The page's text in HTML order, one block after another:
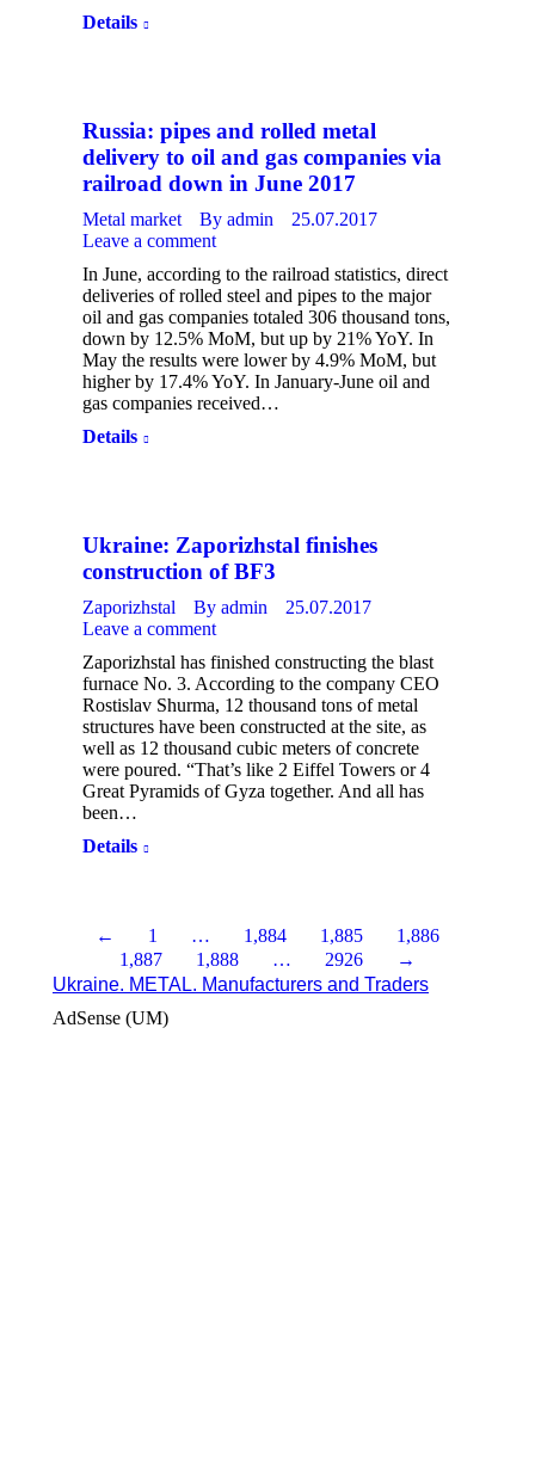
Details
Russia: pipes and rolled metal
delivery to oil and gas companies via
railroad down in June 2017
Metal market By admin
25.07.2017
Leave a comment
In June, according to the railroad statistics, direct
deliveries of rolled steel and pipes to the major
oil and gas companies totaled 306 thousand tons,
down by 12.5% MoM, but up by 21% YoY. In
May the results were lower by 4.9% MoM, but
higher by 17.4% YoY. In January-June oil and
gas companies received…
Details
Ukraine: Zaporizhstal finishes
construction of BF3
Zaporizhstal By admin
25.07.2017
Leave a comment
Zaporizhstal has finished constructing the blast
furnace No. 3. According to the company CEO
Rostislav Shurma, 12 thousand tons of metal
structures have been constructed at the site, as
well as 12 thousand cubic meters of concrete
were poured. “That’s like 2 Eiffel Towers or 4
Great Pyramids of Gyza together. And all has
been…
Details
← 1 … 1,884 1,885
1,886
1,887
1,888 … 2926
→
Ukraine. METAL. Manufacturers and Traders
AdSense (UM)